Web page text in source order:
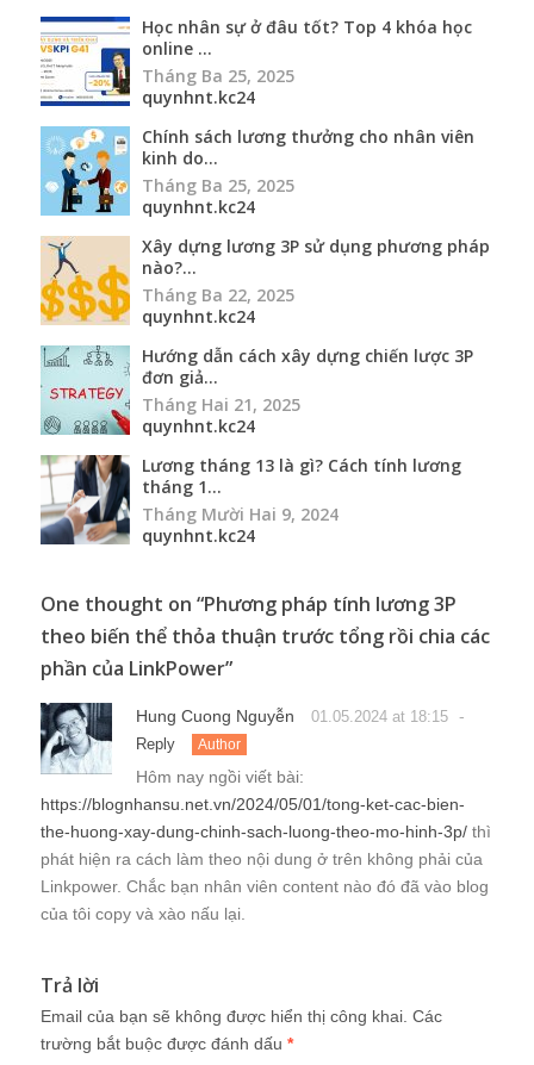
Học nhân sự ở đâu tốt? Top 4 khóa học
online ...
Tháng Ba 25, 2025
quynhnt.kc24
Chính sách lương thưởng cho nhân viên
kinh do...
Tháng Ba 25, 2025
quynhnt.kc24
Xây dựng lương 3P sử dụng phương pháp
nào?...
Tháng Ba 22, 2025
quynhnt.kc24
Hướng dẫn cách xây dựng chiến lược 3P
đơn giả...
Tháng Hai 21, 2025
quynhnt.kc24
Lương tháng 13 là gì? Cách tính lương
tháng 1...
Tháng Mười Hai 9, 2024
quynhnt.kc24
One thought on “Phương pháp tính lương 3P
theo biến thể thỏa thuận trước tổng rồi chia các
phần của LinkPower”
Hung Cuong Nguyễn 01.05.2024 at 18:15 -
Reply Author
Hôm nay ngồi viết bài:
https://blognhansu.net.vn/2024/05/01/tong-ket-cac-bien-
the-huong-xay-dung-chinh-sach-luong-theo-mo-hinh-3p/ thì
phát hiện ra cách làm theo nội dung ở trên không phải của
Linkpower. Chắc bạn nhân viên content nào đó đã vào blog
của tôi copy và xào nấu lại.
Trả lời
Email của bạn sẽ không được hiển thị công khai. Các
trường bắt buộc được đánh dấu *